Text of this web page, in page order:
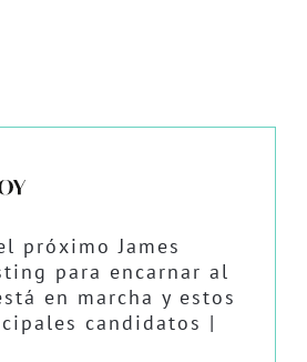
próximo James
para encarnar al
en marcha y estos
candidatos |